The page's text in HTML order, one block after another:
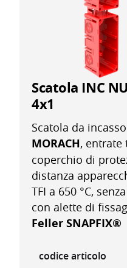
Scatola INC
4x1
Scatola da incasso
MORACH, entrate
coperchio di
distanza
TFI a 650 °C,
con alette di
Feller SNAPFIX®
codice articolo